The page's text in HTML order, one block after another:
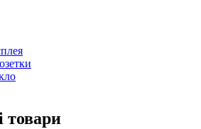
товари